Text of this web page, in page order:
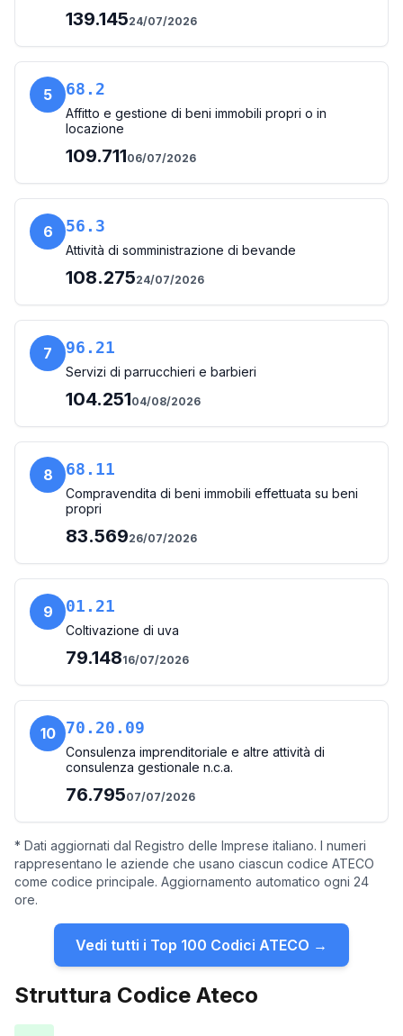
139.14524/07/2026
5 68.2
Affitto e gestione di beni immobili propri o in
locazione
109.71106/07/2026
6 56.3
Attività di somministrazione di bevande
108.27524/07/2026
7 96.21
Servizi di parrucchieri e barbieri
104.25104/08/2026
8 68.11
Compravendita di beni immobili effettuata su beni
propri
83.56926/07/2026
9 01.21
Coltivazione di uva
79.14816/07/2026
10 70.20.09
Consulenza imprenditoriale e altre attività di
consulenza gestionale n.c.a.
76.79507/07/2026
* Dati aggiornati dal Registro delle Imprese italiano. I numeri
rappresentano le aziende che usano ciascun codice ATECO
come codice principale. Aggiornamento automatico ogni 24
ore.
Vedi tutti i Top 100 Codici ATECO →
Struttura Codice Ateco